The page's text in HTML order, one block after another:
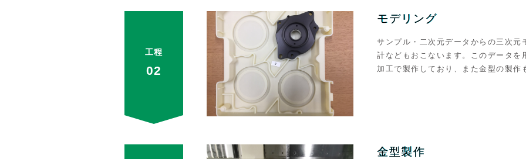
工程
02
モデリング
サンプル・二次元データからの三次
計などもおこないます。このデータを
加工で製作しており、また金型の製作
金型製作